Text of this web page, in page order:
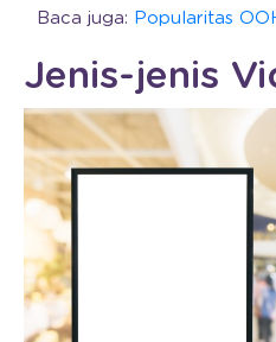
Baca juga: Popularitas
Jenis-jenis